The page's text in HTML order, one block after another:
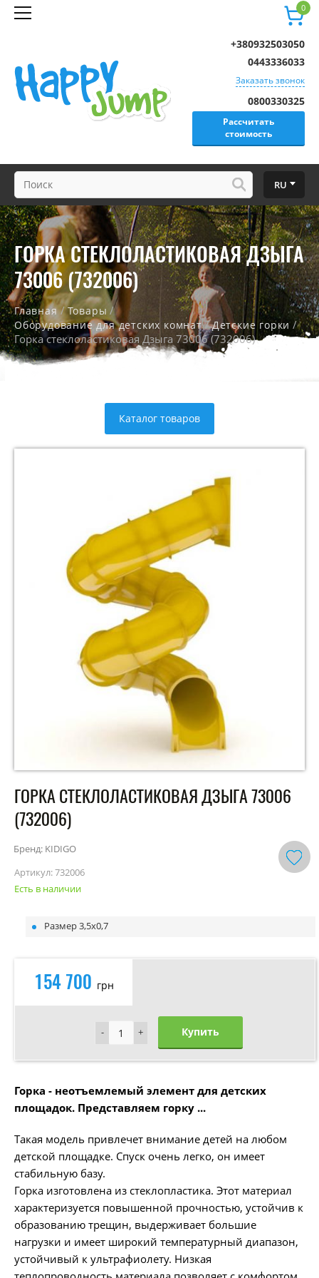
0
0800330325
Рассчитать
стоимость
+380932503050
0443336033
Заказать звонок
RU
ГОРКА СТЕКЛОЛАСТИКОВАЯ ДЗЫГА
73006 (732006)
Главная/Товары /
Оборудование для детских комнат/Детские горки /
Горка стеклоластиковая Дзыга 73006 (732006)
Каталог товаров
ГОРКА СТЕКЛОЛАСТИКОВАЯ ДЗЫГА 73006
(732006)
Бренд: KIDIGO
Артикул:732006
Есть в наличии
Размер 3,5х0,7
154 700 грн
+
- +
- Купить
Горка - неотъемлемый элемент для детских
площадок. Представляем горку ...
Такая модель привлечет внимание детей на любом
детской площадке. Спуск очень легко, он имеет
стабильную базу.
Горка изготовлена ​​из стеклопластика. Этот материал
характеризуется повышенной прочностью, устойчив к
образованию трещин, выдерживает большие
нагрузки и имеет широкий температурный диапазон,
устойчивый к ультрафиолету. Низкая